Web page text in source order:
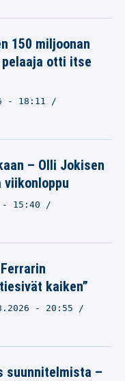
150 miljoonan
otti itse
- 18:11
– Olli Jokisen
- 15:40
kaiken”
- 20:55
suunnitelmista –